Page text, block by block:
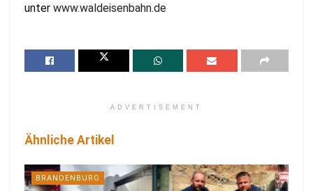
unter www.waldeisenbahn.de
ADVERTISEMENT
Ähnliche Artikel
BRANDENBURG